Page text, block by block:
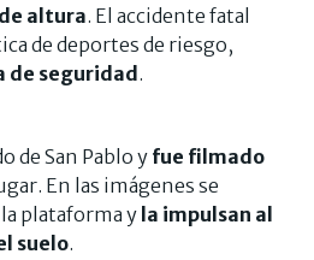
altura. El accidente fatal
de deportes de riesgo,
de seguridad.
de San Pablo y fue filmado
En las imágenes se
plataforma y la impulsan al
suelo.